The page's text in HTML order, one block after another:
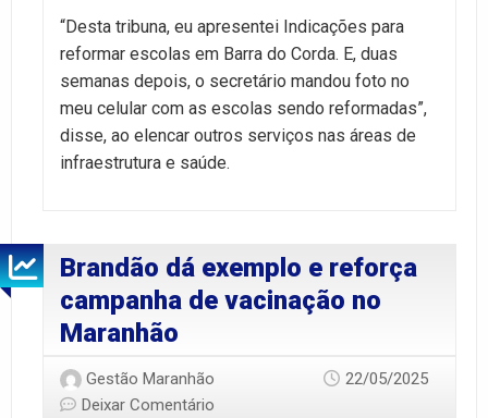
“Desta tribuna, eu apresentei Indicações para
reformar escolas em Barra do Corda. E, duas
semanas depois, o secretário mandou foto no
meu celular com as escolas sendo reformadas”,
disse, ao elencar outros serviços nas áreas de
infraestrutura e saúde.
Brandão dá exemplo e reforça
campanha de vacinação no
Maranhão
Gestão Maranhão
22/05/2025
Deixar Comentário